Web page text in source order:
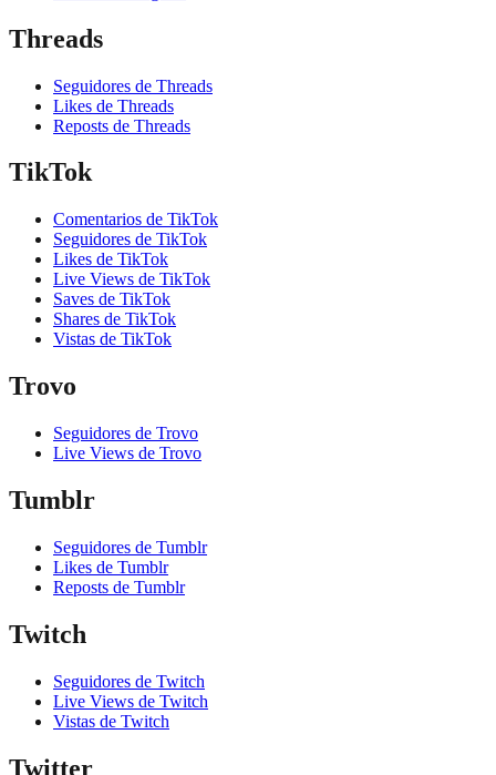
Threads
Seguidores de Threads
Likes de Threads
Reposts de Threads
TikTok
Comentarios de TikTok
Seguidores de TikTok
Likes de TikTok
Live Views de TikTok
Saves de TikTok
Shares de TikTok
Vistas de TikTok
Trovo
Seguidores de Trovo
Live Views de Trovo
Tumblr
Seguidores de Tumblr
Likes de Tumblr
Reposts de Tumblr
Twitch
Seguidores de Twitch
Live Views de Twitch
Vistas de Twitch
Twitter